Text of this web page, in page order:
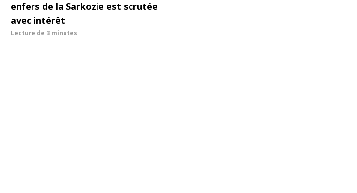
enfers de la Sarkozie est scrutée
avec intérêt
Lecture de 3 minutes